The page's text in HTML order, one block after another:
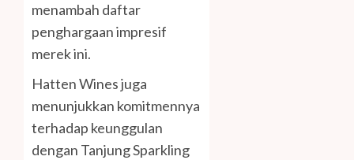
menambah daftar
penghargaan impresif
merek ini.
Hatten Wines juga
menunjukkan komitmennya
terhadap keunggulan
dengan Tanjung Sparkling